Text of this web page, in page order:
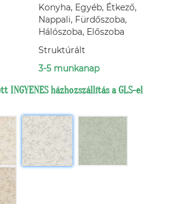
Konyha, Egyéb, Étkező,
Nappali, Fürdőszoba,
Hálószoba, Előszoba
Struktúrált
3-5 munkanap
házhozszállítás a GLS-el